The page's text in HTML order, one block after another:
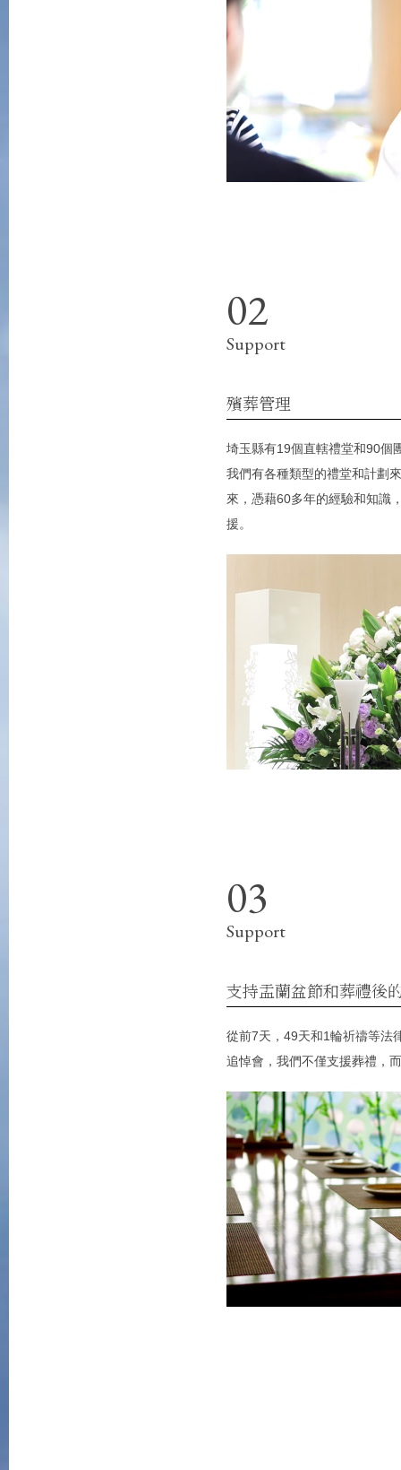
Support
殯葬管理
埼玉縣有19個直轄禮堂和90個
我們有各種類型的禮堂和計劃
來，憑藉60多年的經驗和知識
援。
Support
支持盂蘭盆節和葬禮後
從前7天，49天和1輪祈禱等法
追悼會，我們不僅支援葬禮，
死者年事已高等原因而很少參加葬禮的人，或者當死者希望在他或她的
索取材料/詢問
的應用程式的有限計劃，有必要在創建報價時提前聲明。